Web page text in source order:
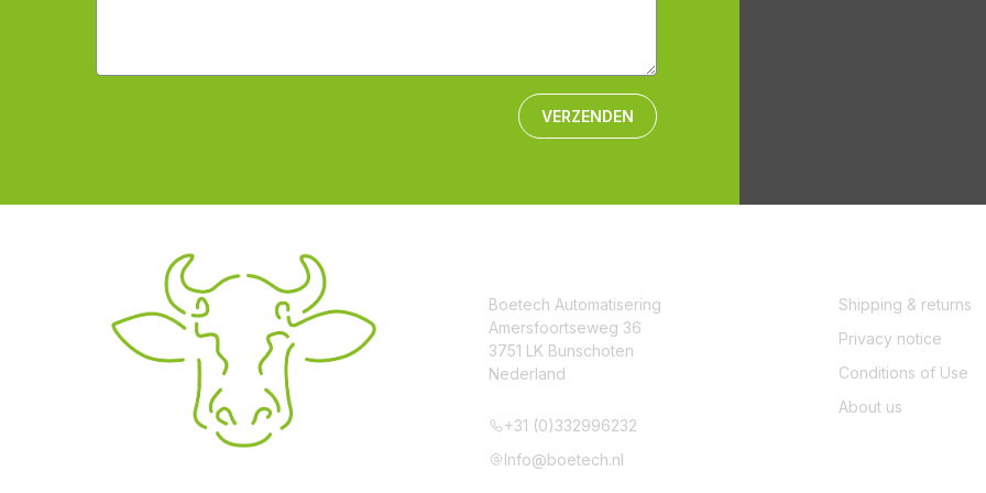
VERZENDEN
Boetech Automatisering
Amersfoortseweg 36
3751 LK Bunschoten
Nederland
+31 (0)332996232
Info@boetech.nl
Shipping & returns
Privacy notice
Conditions of Use
About us